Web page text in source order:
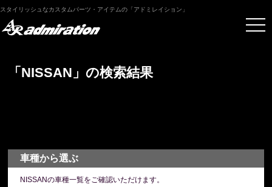
スタイリッシュなカスタムパーツ・アイテムの「アドミレイション」
「NISSAN」の検索結果
車種から選ぶ
NISSANの車種一覧をご確認いただけます。